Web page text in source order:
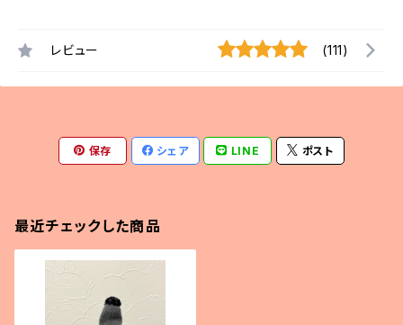
レビュー (111)
保存 シェア LINE ポスト
最近チェックした商品